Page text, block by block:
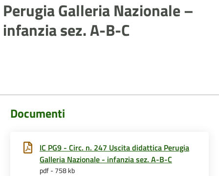
Perugia Galleria Nazionale –
infanzia sez. A-B-C
Documenti
IC PG9 - Circ. n. 247 Uscita didattica Perugia
Galleria Nazionale - infanzia sez. A-B-C
pdf - 758 kb